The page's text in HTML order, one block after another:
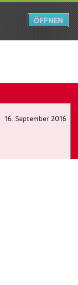
Menü
16. September 2016
ÖFFNEN